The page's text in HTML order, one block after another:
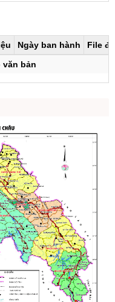
Ngày ban hành
File
văn bản